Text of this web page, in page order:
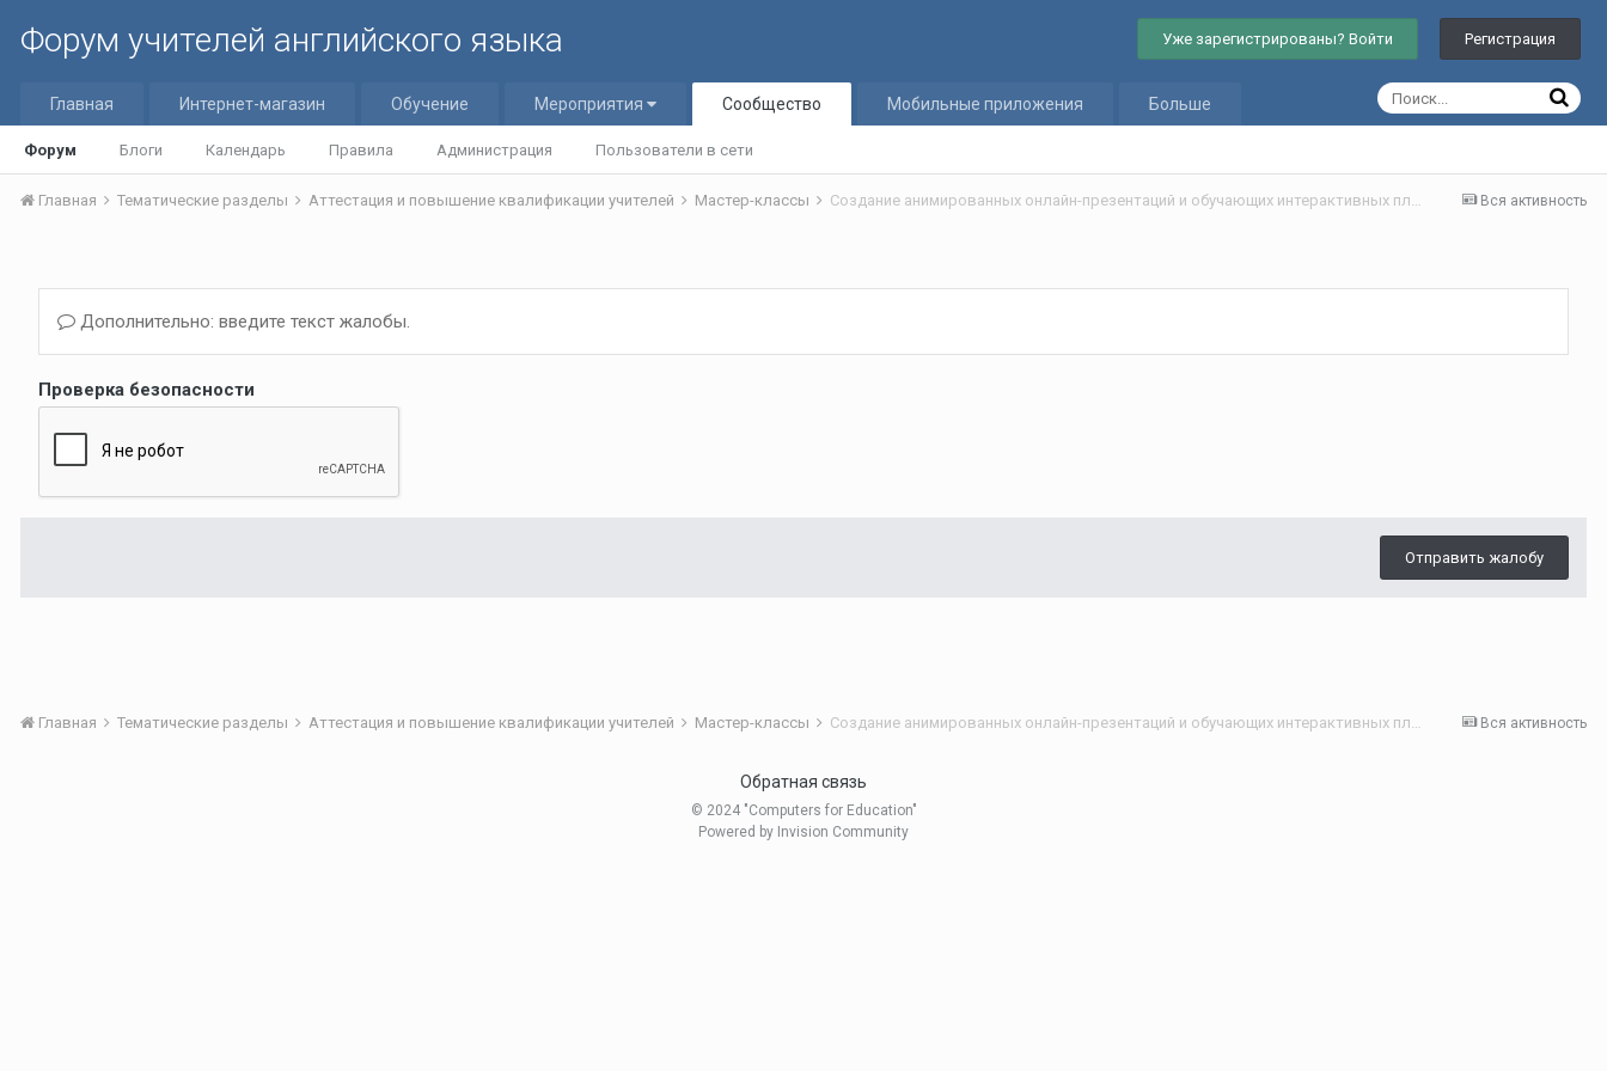
Форум учителей английского языка Уже зарегистрированы? Войти Регистрация
Главная Интернет-магазин Обучение Мероприятия Сообщество
Форум Блоги Календарь Правила Администрация Пользователи в сети
Мобильные приложения Больше
Вся активность
Главная Тематические разделы Аттестация и повышение квалификации учителей Мастер-классы Создание анимированных онлайн-презентаций и обучающих интерактивных плакатов-глогов для учителей английского языка
Дополнительно: введите текст жалобы.
Проверка безопасности
Отправить жалобу
Вся активность
Главная Тематические разделы Аттестация и повышение квалификации учителей Мастер-классы Создание анимированных онлайн-презентаций и обучающих интерактивных плакатов-глогов для учителей английского языка
Обратная связь
© 2024 "Computers for Education"
Powered by Invision Community